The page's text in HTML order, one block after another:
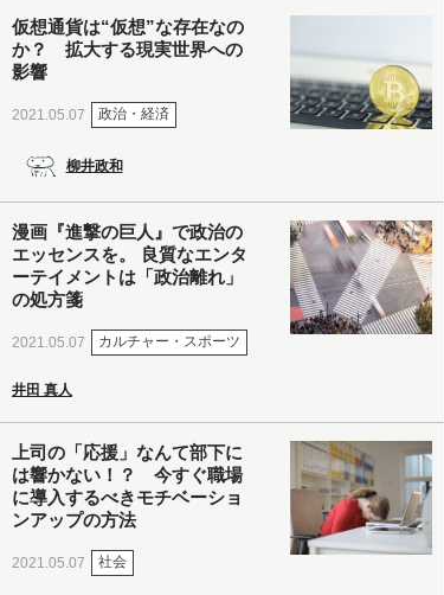
仮想通貨は“仮想”な存在なの
か？ 拡大する現実世界への
影響
2021.05.07 政治・経済
柳井政和
漫画『進撃の巨人』で政治の
エッセンスを。 良質なエンタ
ーテイメントは「政治離れ」
の処方箋
2021.05.07 カルチャー・スポーツ
井田 真人
上司の「応援」なんて部下に
は響かない！？ 今すぐ職場
に導入するべきモチベーショ
ンアップの方法
2021.05.07 社会